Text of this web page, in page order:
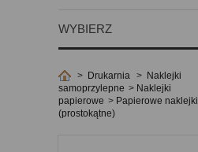
WYBIERZ
> Drukarnia > Naklejki
samoprzylepne > Naklejki
papierowe > Papierowe
(prostokątne)